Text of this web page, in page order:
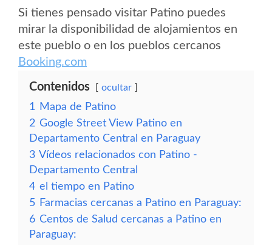
Si tienes pensado visitar Patino puedes
mirar la disponibilidad de alojamientos en
este pueblo o en los pueblos cercanos
Booking.com
Contenidos ocultar
1
Mapa de Patino
2 Google Street View Patino en
Departamento Central en Paraguay
3 Vídeos relacionados con Patino -
Departamento Central
4 el tiempo en Patino
5 Farmacias cercanas a Patino en Paraguay:
6 Centos de Salud cercanas a Patino en
Paraguay: